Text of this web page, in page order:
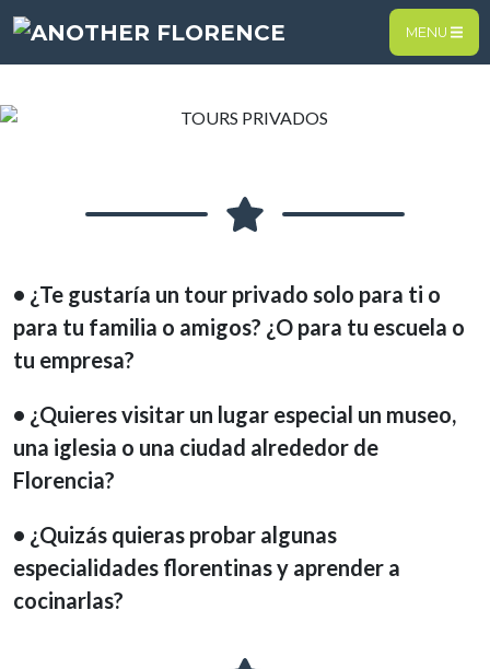
MENU
• ¿Te gustaría un tour privado solo para ti o
para tu familia o amigos? ¿O para tu escuela o
tu empresa?
• ¿Quieres visitar un lugar especial un museo,
una iglesia o una ciudad alrededor de
Florencia?
• ¿Quizás quieras probar algunas
especialidades florentinas y aprender a
cocinarlas?